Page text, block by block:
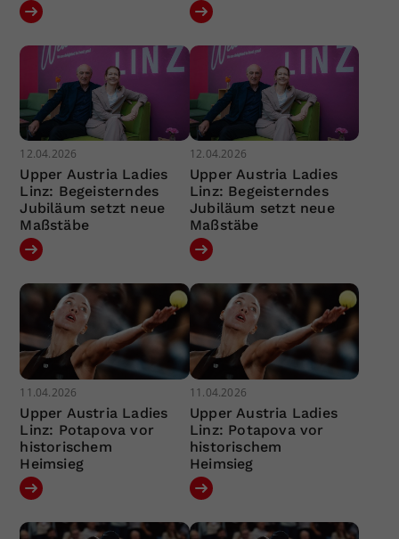
12.04.2026
Upper Austria Ladies
Linz: Begeisterndes
Jubiläum setzt neue
Maßstäbe
12.04.2026
Upper Austria Ladies
Linz: Begeisterndes
Jubiläum setzt neue
Maßstäbe
11.04.2026
Upper Austria Ladies
Linz: Potapova vor
historischem
Heimsieg
11.04.2026
Upper Austria Ladies
Linz: Potapova vor
historischem
Heimsieg